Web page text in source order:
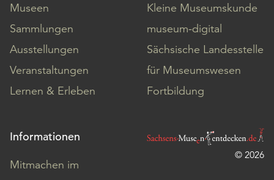
Museen
Sammlungen
Ausstellungen
Veranstaltungen
Lernen & Erleben
Kleine Museumskunde
museum-digital
Sächsische Landesstelle
für Museumswesen
Fortbildung
Informationen
Mitmachen im
© 2026